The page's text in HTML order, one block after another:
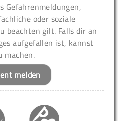
Gefahrenmeldungen,
oder soziale
beachten gilt. Falls dir an
aufgefallen ist, kannst
machen.
melden